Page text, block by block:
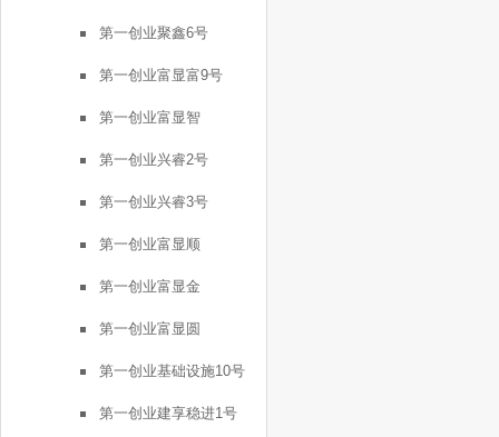
第一创业聚鑫6号
第一创业富显富9号
第一创业富显智
第一创业兴睿2号
第一创业兴睿3号
第一创业富显顺
第一创业富显金
第一创业富显圆
第一创业基础设施10号
第一创业建享稳进1号